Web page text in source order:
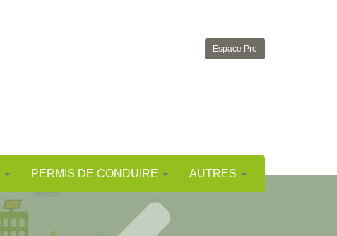
Espace Pro
PERMIS DE CONDUIRE AUTRES